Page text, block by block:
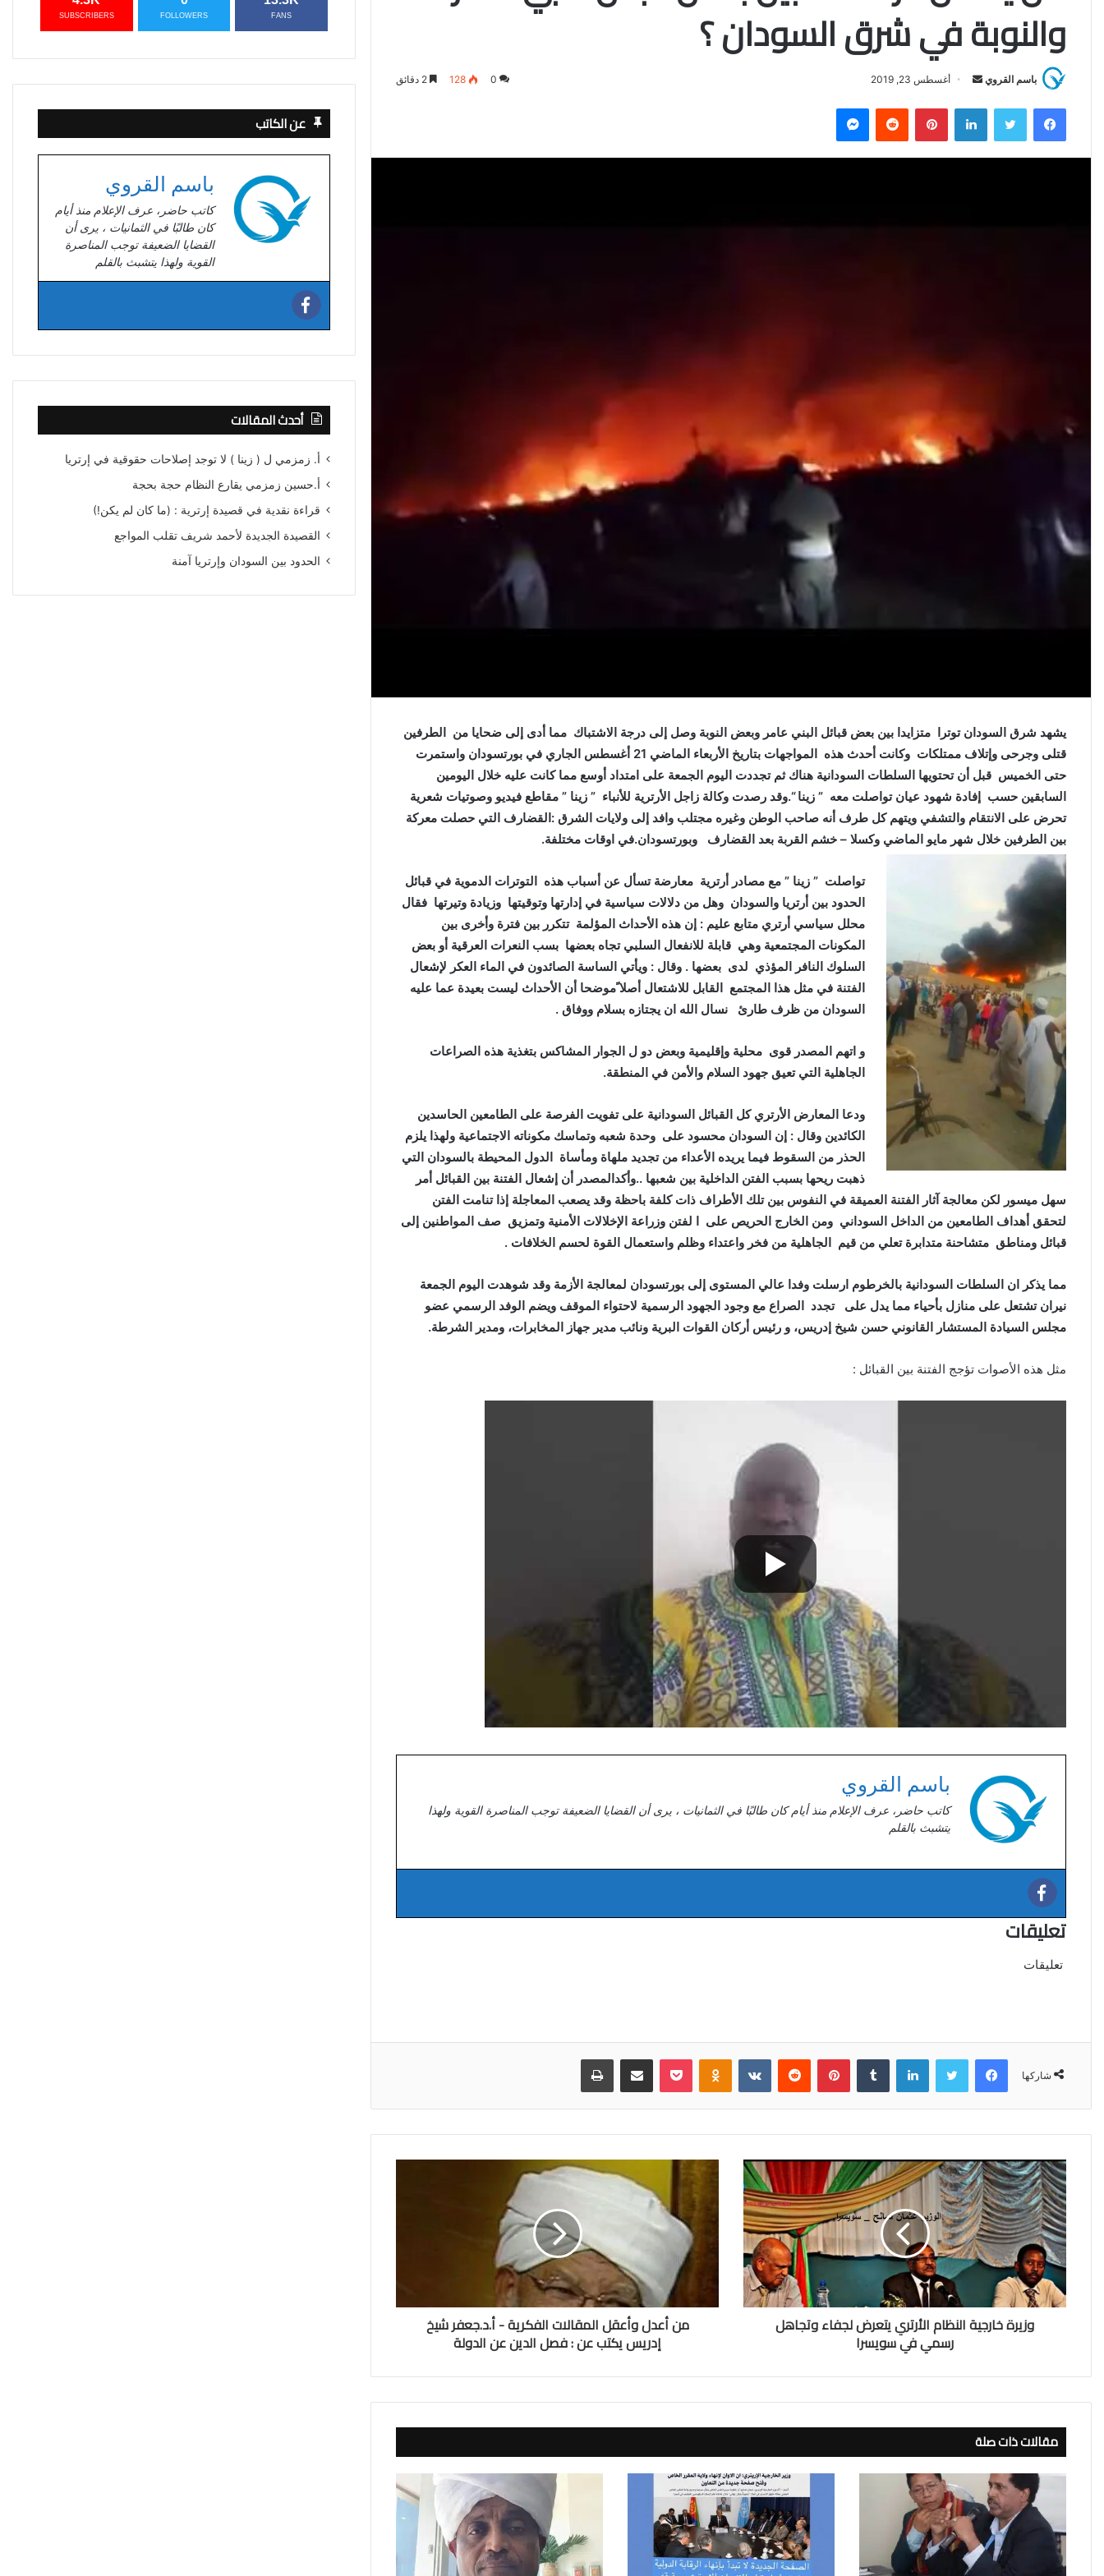
والنوبة في شرق السودان ؟
باسم القروي
س
ب
ا
أغسطس 23, 2019 0
128
فيسبوك لينكدإن بينتيريست
يشهد شرق السودان توترا متزايدا بين بعض قبائل البني عامر وبعض النوبة وصل إلى درجة الاشتباك مما أدى إلى ضحايا من الطرفين
قتلى وجرحى وإتلاف ممتلكات وكانت أحدث هذه المواجهات بتاريخ الأربعاء الماضي 21 أغسطس الجاري في بورتسودان واستمرت
حتى الخميس قبل أن تحتويها السلطات السودانية هناك ثم تجددت اليوم الجمعة على امتداد أوسع مما كانت عليه خلال اليومين
السابقين حسب إفادة شهود عيان تواصلت معه ” زينا “.وقد رصدت وكالة زاجل الأرترية للأنباء ” زينا ” مقاطع فيديو وصوتيات شعرية
تحرض على الانتقام والتشفي ويتهم كل طرف أنه صاحب الوطن وغيره مجتلب وافد إلى ولايات الشرق :القضارف التي حصلت معركة
بين الطرفين خلال شهر مايو الماضي وكسلا – خشم القربة بعد القضارف وبورتسودان.في اوقات مختلفة.
تواصلت ” زينا ” مع مصادر أرترية معارضة تسأل عن أسباب هذه التوترات الدموية في قبائل
الحدود بين أرتريا والسودان وهل من دلالات سياسية في إدارتها وتوقيتها وزيادة وتيرتها فقال
محلل سياسي أرتري متابع عليم : إن هذه الأحداث المؤلمة تتكرر بين فترة وأخرى بين
المكونات المجتمعية وهي قابلة للانفعال السلبي تجاه بعضها بسب النعرات العرقية أو بعض
السلوك النافر المؤذي لدى بعضها . وقال : ويأتي الساسة الصائدون في الماء العكر لإشعال
الفتنة في مثل هذا المجتمع القابل للاشتعال أصلا ًموضحا أن الأحداث ليست بعيدة عما عليه
السودان من ظرف طارئ نسال الله ان يجتازه بسلام ووفاق .
و اتهم المصدر قوى محلية وإقليمية وبعض دو ل الجوار المشاكس بتغذية هذه الصراعات
الجاهلية التي تعيق جهود السلام والأمن في المنطقة.
ودعا المعارض الأرتري كل القبائل السودانية على تفويت الفرصة على الطامعين الحاسدين
الكائدين وقال : إن السودان محسود على وحدة شعبه وتماسك مكوناته الاجتماعية ولهذا يلزم
الحذر من السقوط فيما يريده الأعداء من تجديد ملهاة ومأساة الدول المحيطة بالسودان التي
ذهبت ريحها بسبب الفتن الداخلية بين شعبها ..وأكدالمصدر أن إشعال الفتنة بين القبائل أمر
سهل ميسور لكن معالجة آثار الفتنة العميقة في النفوس بين تلك الأطراف ذات كلفة باحظة وقد يصعب المعاجلة إذا تنامت الفتن
لتحقق أهداف الطامعين من الداخل السوداني ومن الخارج الحريص على ا لفتن وزراعة الإخلالات الأمنية وتمزيق صف المواطنين إلى
قبائل ومناطق متشاحنة متدابرة تعلي من قيم الجاهلية من فخر واعتداء وظلم واستعمال القوة لحسم الخلافات .
مما يذكر ان السلطات السودانية بالخرطوم ارسلت وفدا عالي المستوى إلى بورتسودان لمعالجة الأزمة وقد شوهدت اليوم الجمعة
نيران تشتعل على منازل بأحياء مما يدل على تجدد الصراع مع وجود الجهود الرسمية لاحتواء الموقف ويضم الوفد الرسمي عضو
مجلس السيادة المستشار القانوني حسن شيخ إدريس، و رئيس أركان القوات البرية ونائب مدير جهاز المخابرات، ومدير الشرطة.
مثل هذه الأصوات تؤجج الفتنة بين القبائل :
باسم القروي
كاتب حاضر، عرف الإعلام منذ أيام كان طالبًا في الثمانيات ، يرى أن القضايا الضعيفة توجب المناصرة القوية ولهذا
يتشبث بالقلم
تعليقات
تعليقات
شاركها
فيسبوك لينكدإن بينتيريست بوكيت
وزيرة خارجية النظام الأرتري يتعرض لجفاء وتجاهل
رسمي في سويسرا
من أعدل وأعقل المقالات الفكرية - أ.د.جعفر شيخ
إدريس يكتب عن : فصل الدين عن الدولة
مقالات ذات صلة
FANS
FOLLOWERS
SUBSCRIBERS
عن الكاتب
باسم القروي
كاتب حاضر، عرف الإعلام منذ أيام
كان طالبًا في الثمانيات ، يرى أن
القضايا الضعيفة توجب المناصرة
القوية ولهذا يتشبث بالقلم
أحدث المقالات
أ. زمزمي ل ( زينا ) لا توجد إصلاحات حقوقية في إرتريا
أ.حسين زمزمي يقارع النظام حجة بحجة
قراءة نقدية في قصيدة إرترية : (ما كان لم يكن!)
القصيدة الجديدة لأحمد شريف تقلب المواجع
الحدود بين السودان وإرتريا آمنة